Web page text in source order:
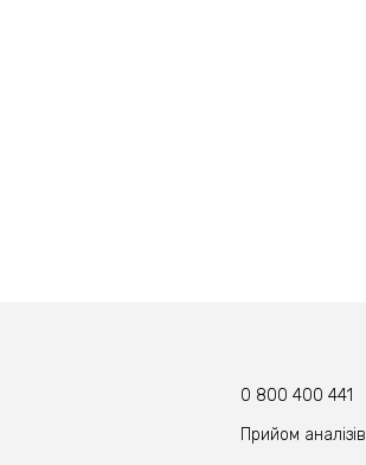
0 800 400 441
Прийом аналізів